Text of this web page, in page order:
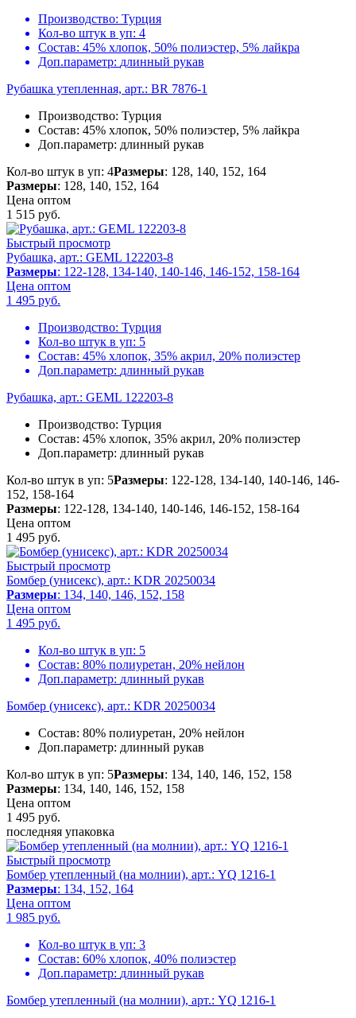
Производство: Турция
Кол-во штук в уп: 4
Состав: 45% хлопок, 50% полиэстер, 5% лайкра
Доп.параметр: длинный рукав
Рубашка утепленная, арт.: BR 7876-1
Производство: Турция
Состав: 45% хлопок, 50% полиэстер, 5% лайкра
Доп.параметр: длинный рукав
Кол-во штук в уп: 4Размеры: 128, 140, 152, 164
Размеры: 128, 140, 152, 164
Цена оптом
1 515 руб.
Быстрый просмотр
Рубашка, арт.: GEML 122203-8
Размеры: 122-128, 134-140, 140-146, 146-152, 158-164
Цена оптом
1 495 руб.
Производство: Турция
Кол-во штук в уп: 5
Состав: 45% хлопок, 35% акрил, 20% полиэстер
Доп.параметр: длинный рукав
Рубашка, арт.: GEML 122203-8
Производство: Турция
Состав: 45% хлопок, 35% акрил, 20% полиэстер
Доп.параметр: длинный рукав
Кол-во штук в уп: 5Размеры: 122-128, 134-140, 140-146, 146-
152, 158-164
Размеры: 122-128, 134-140, 140-146, 146-152, 158-164
Цена оптом
1 495 руб.
Быстрый просмотр
Бомбер (унисекс), арт.: KDR 20250034
Размеры: 134, 140, 146, 152, 158
Цена оптом
1 495 руб.
Кол-во штук в уп: 5
Состав: 80% полиуретан, 20% нейлон
Доп.параметр: длинный рукав
Бомбер (унисекс), арт.: KDR 20250034
Состав: 80% полиуретан, 20% нейлон
Доп.параметр: длинный рукав
Кол-во штук в уп: 5Размеры: 134, 140, 146, 152, 158
Размеры: 134, 140, 146, 152, 158
Цена оптом
1 495 руб.
последняя упаковка
Быстрый просмотр
Бомбер утепленный (на молнии), арт.: YQ 1216-1
Размеры: 134, 152, 164
Цена оптом
1 985 руб.
Кол-во штук в уп: 3
Состав: 60% хлопок, 40% полиэстер
Доп.параметр: длинный рукав
Бомбер утепленный (на молнии), арт.: YQ 1216-1